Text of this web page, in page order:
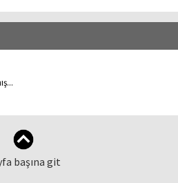
başına git